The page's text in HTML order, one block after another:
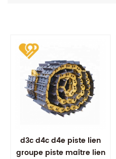
d3c d4c d4e piste lien
groupe piste maître lien